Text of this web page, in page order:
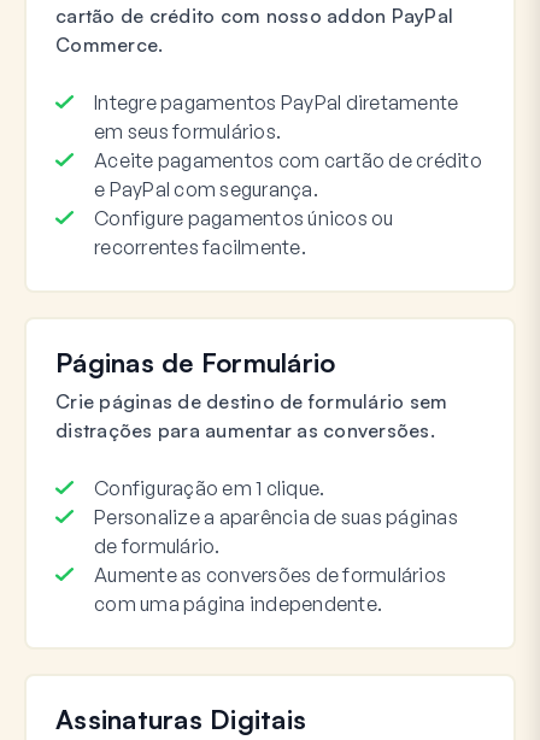
cartão de crédito com nosso addon PayPal
Commerce.
Integre pagamentos PayPal diretamente
em seus formulários.
Aceite pagamentos com cartão de crédito
e PayPal com segurança.
Configure pagamentos únicos ou
recorrentes facilmente.
Páginas de Formulário
Crie páginas de destino de formulário sem
distrações para aumentar as conversões.
Configuração em 1 clique.
Personalize a aparência de suas páginas
de formulário.
Aumente as conversões de formulários
com uma página independente.
Assinaturas Digitais